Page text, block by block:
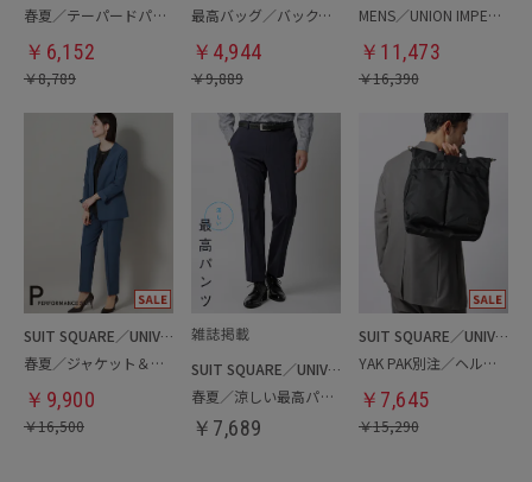
春夏／テーパードパンツ
￥ 6,152
￥8,789
最高バッグ／バックパック
￥ 4,944
￥9,889
MENS／UNION IMPERIAL監修／コインローファー
￥ 11,473
￥16,390
SUIT SQUARE／UNIVERSAL LANGUAGE／WHITE
春夏／ジャケット＆パンツセットアップ／洗濯ネット付き
￥ 9,900
￥16,500
SUIT SQUARE／UNIVERSAL LANGUAGE
春夏／涼しい最高パンツ
￥ 7,689
SUIT SQUARE／UNIVERSAL LANGUAGE
YAK PAK別注／ヘルメットバッグ
￥ 7,645
￥15,290